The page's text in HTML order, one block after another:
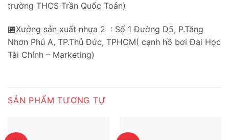
trường THCS Trần Quốc Toản)
🏪Xưởng sản xuất nhựa 2 : Số 1 Đường D5, P.Tăng
Nhơn Phú A, TP.Thủ Đức, TPHCM( cạnh hồ bơi Đại Học
Tài Chính – Marketing)
SẢN PHẨM TƯƠNG TỰ